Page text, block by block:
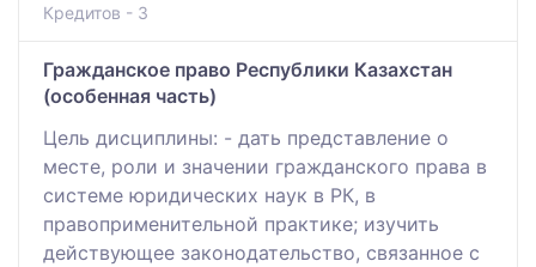
Кредитов - 3
Гражданское право Республики Казахстан
(особенная часть)
Цель дисциплины: - дать представление о
месте, роли и значении гражданского права в
системе юридических наук в РК, в
правоприменительной практике; изучить
действующее законодательство, связанное с